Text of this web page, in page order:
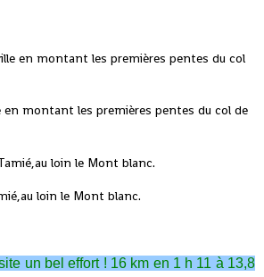
en montant les premières pentes du col de
loin le Mont blanc.
un bel effort ! 16 km en 1 h 11 à 13,8